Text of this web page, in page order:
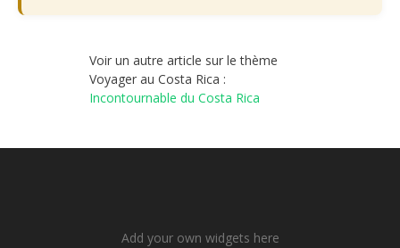
Voir un autre article sur le thème
Voyager au Costa Rica :
Incontournable du Costa Rica
Add your own widgets here